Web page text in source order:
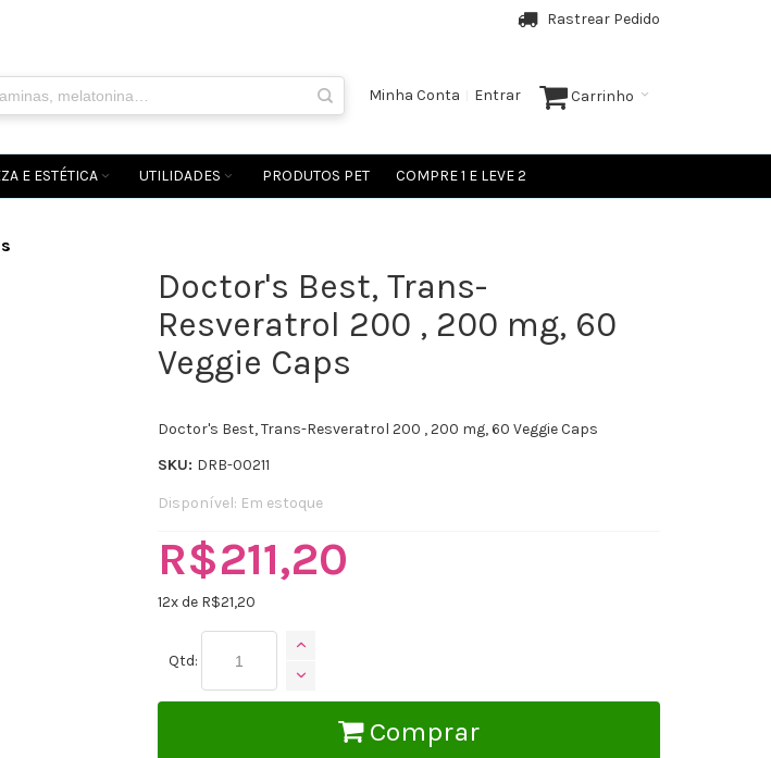
Rastrear Pedido
Carrinho
Minha Conta Entrar
E ESTÉTICA UTILIDADES PRODUTOS PET COMPRE 1 E LEVE 2
Doctor's Best, Trans-
Resveratrol 200 , 200 mg, 60
Veggie Caps
Doctor's Best, Trans-Resveratrol 200 , 200 mg, 60 Veggie Caps
SKU: DRB-00211
Disponível: Em estoque
R$211,20
12x de R$21,20
Qtd:
Comprar